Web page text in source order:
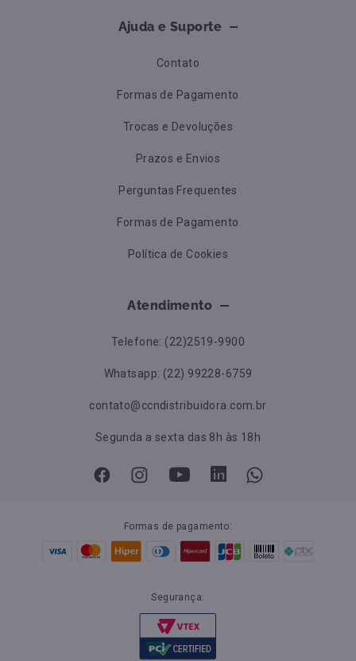
Ajuda e Suporte
Contato
Formas de Pagamento
Trocas e Devoluções
Prazos e Envios
Perguntas Frequentes
Formas de Pagamento
Política de Cookies
Atendimento
Telefone: (22)2519-9900
Whatsapp: (22) 99228-6759
contato@ccndistribuidora.com.br
Segunda a sexta das 8h às 18h
Formas de pagamento:
Segurança: